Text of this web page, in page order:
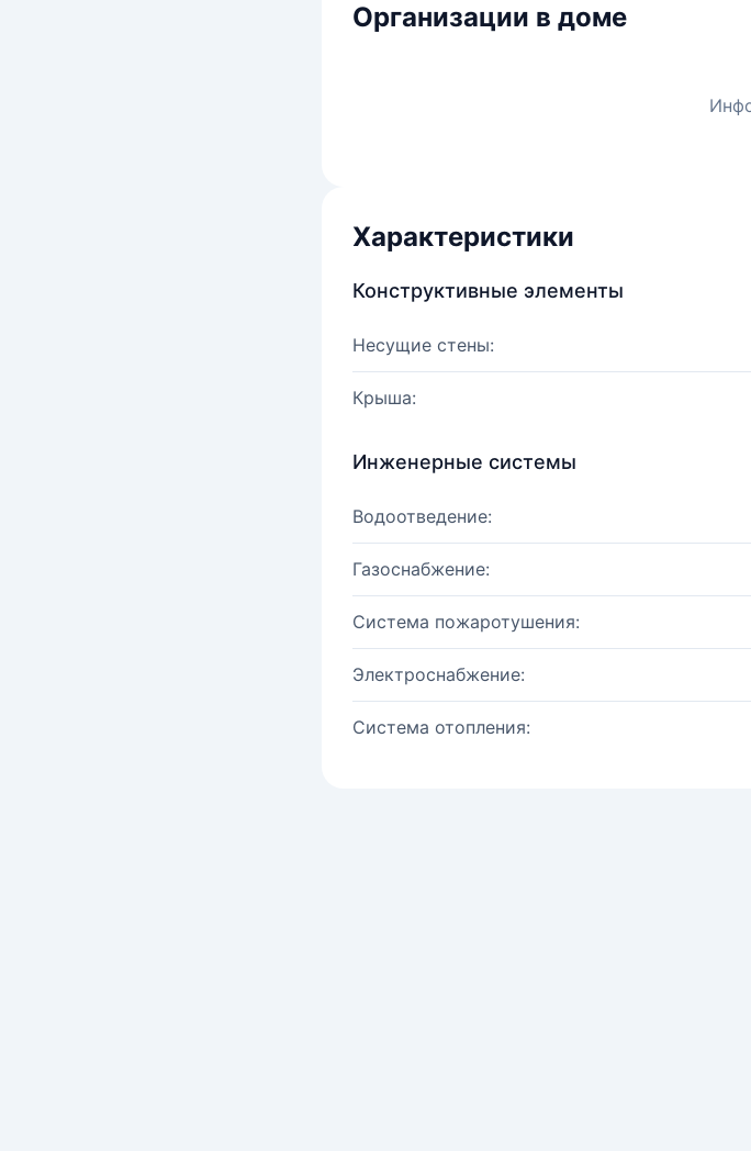
Организации в доме
Характеристики
Конструктивные элементы
Несущие стены:
Крыша:
Инженерные системы
Водоотведение:
Газоснабжение:
Система пожаротушения:
Электроснабжение:
Система отопления: